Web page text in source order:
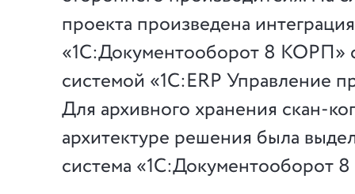
проекта произведена интеграция
«1С:Документооборот 8 КОРП»
системой «1С:ERP Управление
Для архивного хранения скан-
архитектуре решения была
система «1С:Документооборот